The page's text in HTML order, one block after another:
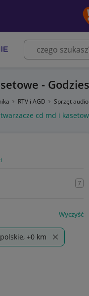
-
RTV i AGD Sprzęt
cd md i
7
Wyczyść
+0 km